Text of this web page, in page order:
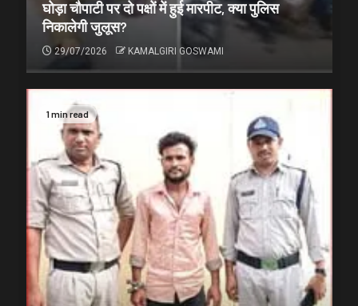
घोड़ा चौपाटी पर दो पक्षों में हुई मारपीट, क्या पुलिस
निकालेगी जुलूस?
29/07/2026 KAMALGIRI GOSWAMI
1 min read